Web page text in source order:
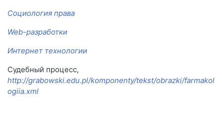
Социология права
Web-разработки
Интернет технологии
Судебный процесс,
http://grabowski.edu.pl/komponenty/tekst/obrazki/farmakol
ogiia.xml